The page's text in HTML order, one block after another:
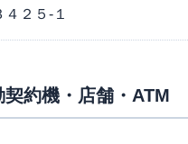
２５-１
約機・店舗・ATM